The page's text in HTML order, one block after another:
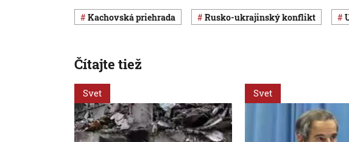
Kachovská priehrada rusko-ukrajinský konflikt
Čítajte tiež
Svet Svet